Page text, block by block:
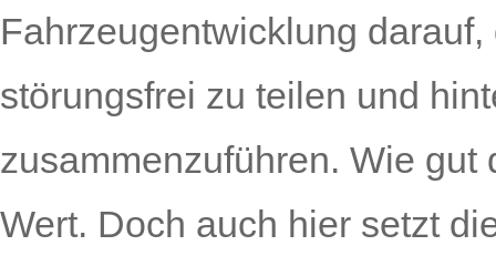
Fahrzeugentwicklung
störungsfrei zu teilen und
zusammenzuführen. Wie
Wert. Doch auch hier setzt